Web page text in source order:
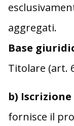
aggregati.
Base
Titolare (art.
b)
fornisce il